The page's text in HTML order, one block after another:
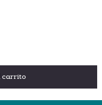
carrito